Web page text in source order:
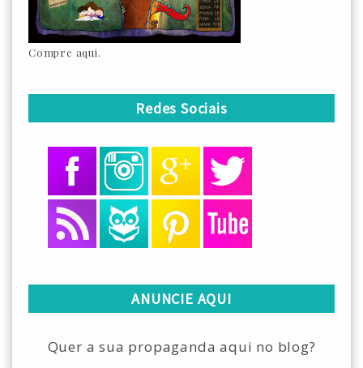
Compre aqui.
Redes Sociais
ANUNCIE AQUI
Quer a sua propaganda aqui no blog?